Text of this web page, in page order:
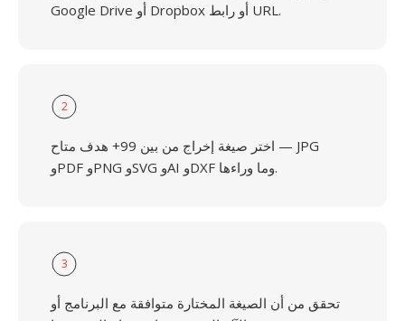
Google Drive أو Dropbox أو رابط URL.
2
اختر صيغة إخراج من بين 99+ هدف متاح — JPG
وPDF وPNG وSVG وAI وDXF وما وراءها.
3
تحقق من أن الصيغة المختارة متوافقة مع البرنامج أو